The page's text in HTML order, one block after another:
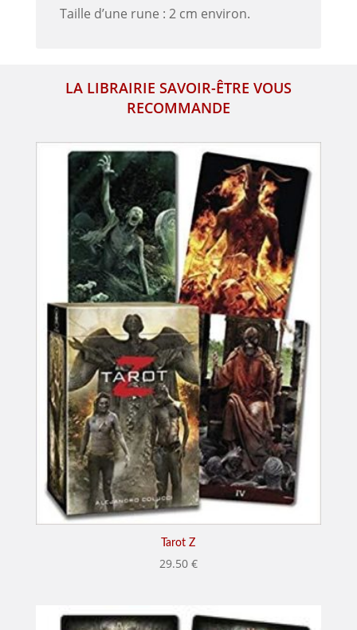
Taille d’une rune : 2 cm environ.
LA LIBRAIRIE SAVOIR-ÊTRE VOUS
RECOMMANDE
Tarot Z
29.50 €